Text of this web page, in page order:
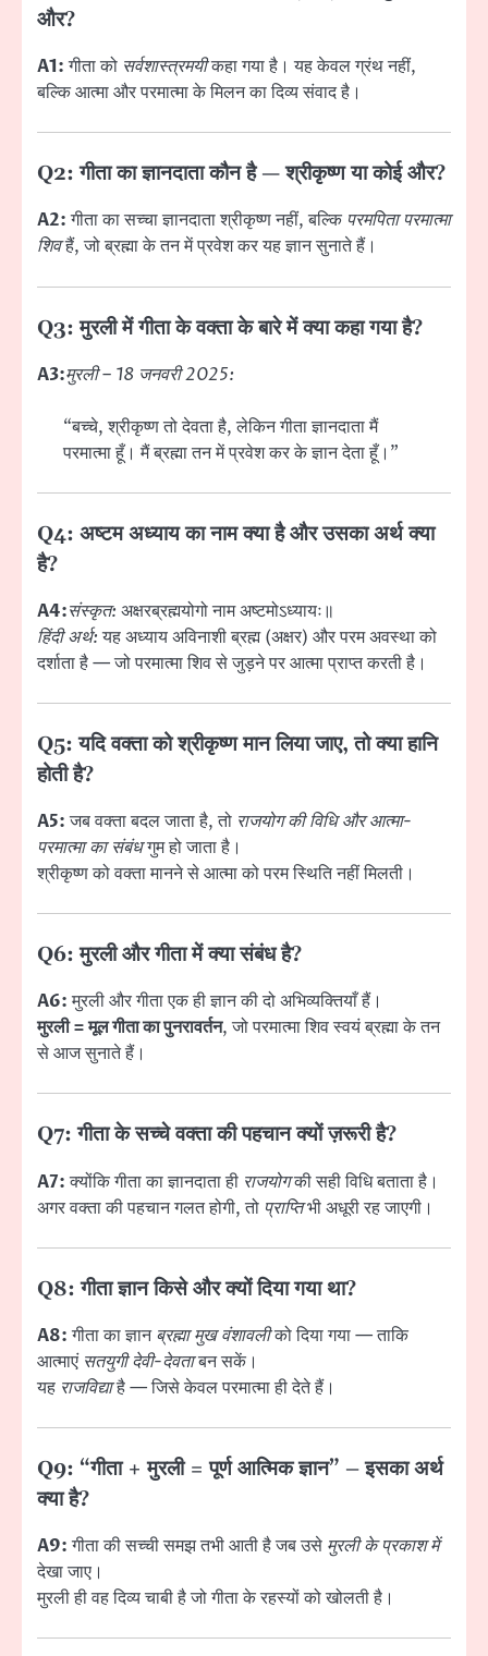
और?
A1:गीता को सर्वशास्त्रमयीकहा गया है। यह केवल ग्रंथ नहीं,
बल्कि आत्मा और परमात्मा के मिलन का दिव्य संवाद है।
Q2: गीता का ज्ञानदाता कौन है — श्रीकृष्ण या कोई और?
A2:गीता का सच्चा ज्ञानदाता श्रीकृष्ण नहीं, बल्कि परमपिता परमात्मा
शिवहैं, जो ब्रह्मा के तन में प्रवेश कर यह ज्ञान सुनाते हैं।
Q3: मुरली में गीता के वक्ता के बारे में क्या कहा गया है?
A3:मुरली – 18 जनवरी 2025:
“बच्चे, श्रीकृष्ण तो देवता है, लेकिन गीता ज्ञानदाता मैं
परमात्मा हूँ। मैं ब्रह्मा तन में प्रवेश कर के ज्ञान देता हूँ।”
Q4: अष्टम अध्याय का नाम क्या है और उसका अर्थ क्या
है?
A4:संस्कृत: अक्षरब्रह्मयोगो नाम अष्टमोऽध्यायः॥
हिंदी अर्थ:यह अध्याय अविनाशी ब्रह्म (अक्षर) और परम अवस्था को
दर्शाता है — जो परमात्मा शिव से जुड़ने पर आत्मा प्राप्त करती है।
Q5: यदि वक्ता को श्रीकृष्ण मान लिया जाए, तो क्या हानि
होती है?
A5:जब वक्ता बदल जाता है, तो राजयोग की विधि और आत्मा-
परमात्मा का संबंधगुम हो जाता है।
श्रीकृष्ण को वक्ता मानने से आत्मा को परम स्थिति नहीं मिलती।
Q6: मुरली और गीता में क्या संबंध है?
A6:मुरली और गीता एक ही ज्ञान की दो अभिव्यक्तियाँ हैं।
मुरली = मूल गीता का पुनरावर्तन, जो परमात्मा शिव स्वयं ब्रह्मा के तन
से आज सुनाते हैं।
Q7: गीता के सच्चे वक्ता की पहचान क्यों ज़रूरी है?
A7:क्योंकि गीता का ज्ञानदाता ही राजयोगकी सही विधि बताता है।
अगर वक्ता की पहचान गलत होगी, तो प्राप्तिभी अधूरी रह जाएगी।
Q8: गीता ज्ञान किसे और क्यों दिया गया था?
A8:गीता का ज्ञानब्रह्मा मुख वंशावलीको दिया गया — ताकि
आत्माएं सतयुगी देवी-देवताबन सकें।
यह राजविद्याहै — जिसे केवल परमात्मा ही देते हैं।
Q9: “गीता + मुरली = पूर्ण आत्मिक ज्ञान” – इसका अर्थ
क्या है?
A9:गीता की सच्ची समझ तभी आती है जब उसे मुरली के प्रकाश में
देखा जाए।
मुरली ही वह दिव्य चाबी है जो गीता के रहस्यों को खोलती है।